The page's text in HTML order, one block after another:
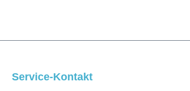
Service-Kontakt